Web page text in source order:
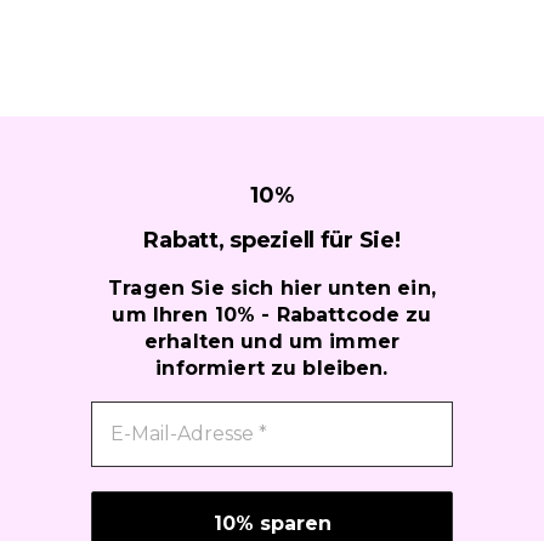
10%
Rabatt, speziell für Sie!
Tragen Sie sich hier unten ein,
um Ihren 10% - Rabattcode zu
erhalten und um immer
informiert zu bleiben.